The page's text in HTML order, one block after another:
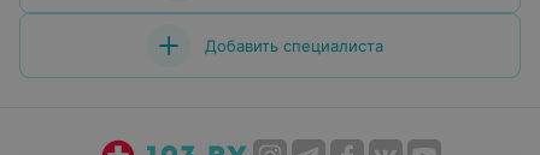
Добавить специалиста